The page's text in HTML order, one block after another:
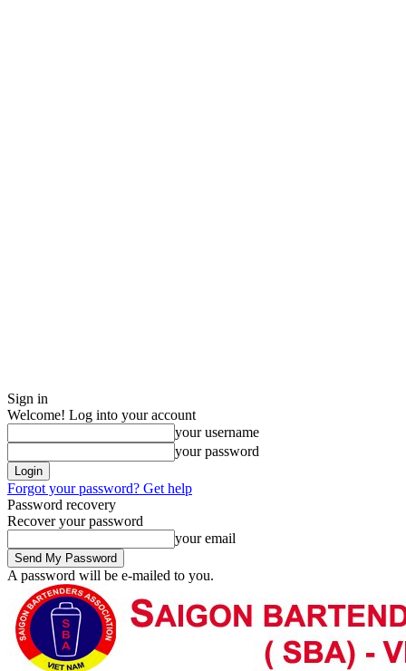
Sign in
Welcome! Log into your account
your username
your password
Forgot your password? Get help
Password recovery
Recover your password
your email
A password will be e-mailed to you.